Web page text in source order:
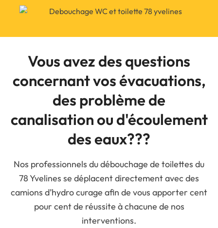
Vous avez des questions
concernant vos évacuations,
des problème de
canalisation ou d'écoulement
des eaux???
Nos professionnels du débouchage de toilettes du
78 Yvelines se déplacent directement avec des
camions d’hydro curage afin de vous apporter cent
pour cent de réussite à chacune de nos
interventions.